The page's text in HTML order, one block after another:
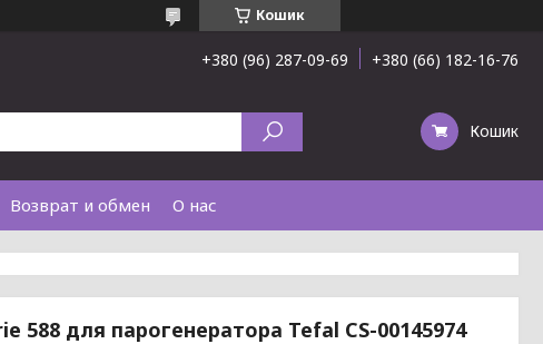
Кошик
+380 (96) 287-09-69 +380 (66) 182-16-76
Кошик
Возврат и обмен О нас
588 для парогенератора Tefal CS-00145974